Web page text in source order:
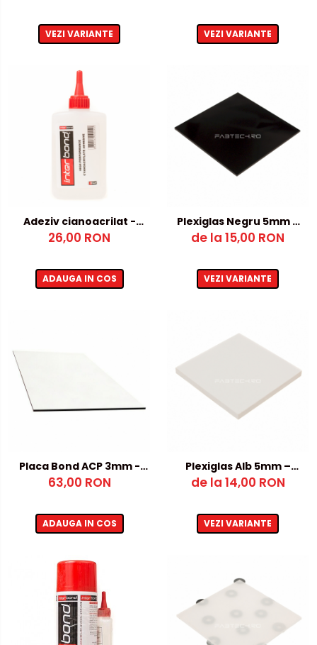
VEZI VARIANTE VEZI VARIANTE
Adeziv cianoacrilat -
fara activator
26,00 RON
ADAUGA IN COS
Plexiglas Negru 5mm –
500x1000mm
de la 15,00 RON
VEZI VARIANTE
Placa Bond ACP 3mm -
Argintiu / Alb
63,00 RON
ADAUGA IN COS
Plexiglas Alb 5mm –
500x1000mm
de la 14,00 RON
VEZI VARIANTE